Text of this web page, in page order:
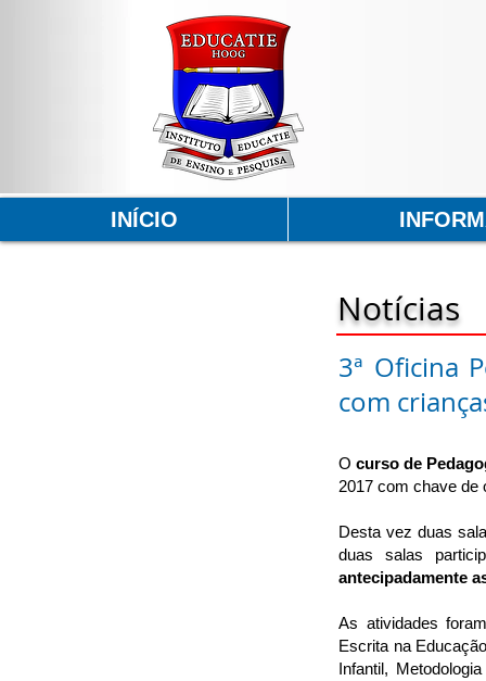
Notícias
3ª Oficina
com
Ocurso de
2017 com chave de
Desta vez duas
duas salas
antecipadamente
As atividades
Escrita na
Infantil,
INÍCIO